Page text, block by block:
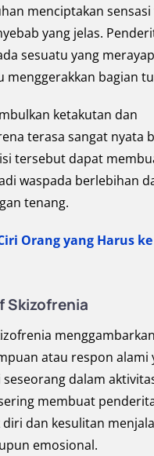
menciptakan sensasi
yang jelas.
sesuatu yang
menggerakkan bagian
ketakutan dan
terasa sangat nyata
tersebut dapat
waspada berlebihan
tenang.
Orang yang Harus
Skizofrenia
menggambarkan
atau respon alami
dalam
membuat
dan kesulitan
emosional.